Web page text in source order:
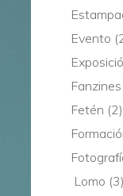
Evento
Fanzines
Fetén (2)
Lomo (3)